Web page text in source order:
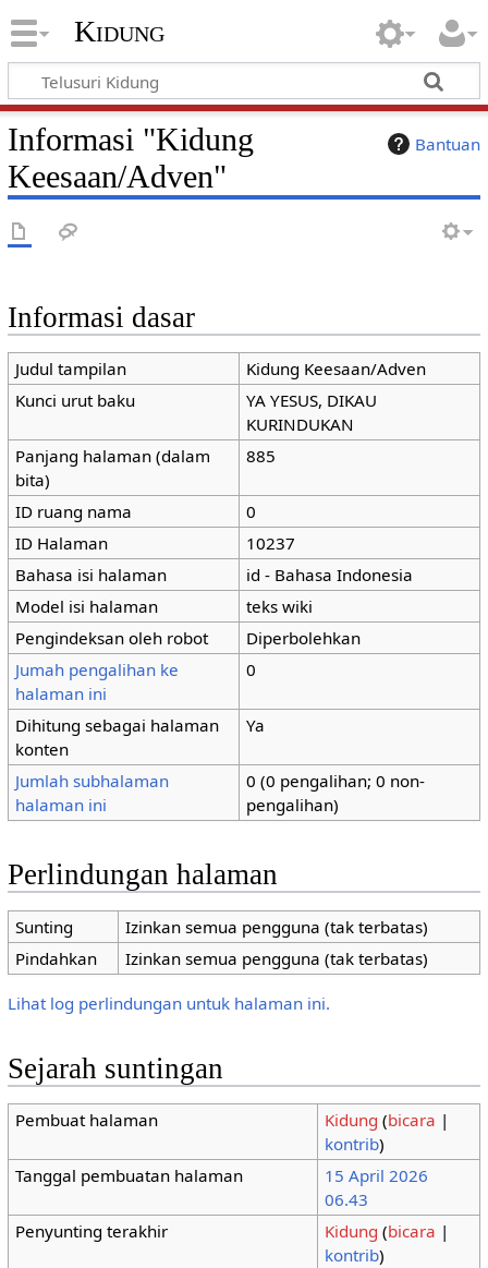
Kidung
Bantuan
Informasi "Kidung
Keesaan/Adven"
Informasi dasar
Judul tampilan
Kidung Keesaan/Adven
Kunci urut baku
YA YESUS, DIKAU
KURINDUKAN
Panjang halaman (dalam
bita)
885
ID ruang nama
0
ID Halaman
10237
Bahasa isi halaman
id - Bahasa Indonesia
Model isi halaman
teks wiki
Pengindeksan oleh robot
Diperbolehkan
Jumah pengalihan ke
halaman ini
0
Dihitung sebagai halaman
konten
Ya
Jumlah subhalaman
halaman ini
0 (0 pengalihan; 0 non-
pengalihan)
Perlindungan halaman
Sunting
Izinkan semua pengguna (tak terbatas)
Pindahkan
Izinkan semua pengguna (tak terbatas)
Lihat log perlindungan untuk halaman ini.
Sejarah suntingan
Pembuat halaman Kidung (bicara |
kontrib)
Tanggal pembuatan halaman
15 April 2026
06.43
Penyunting terakhir
Kidung (bicara |
kontrib)